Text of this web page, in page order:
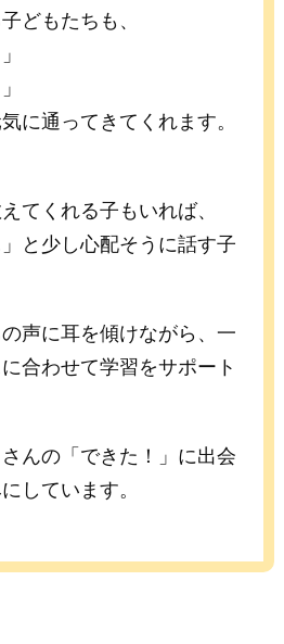
どもたちも、
に通ってきてくれます。
てくれる子もいれば、
と少し心配そうに話す子
声に耳を傾けながら、一
合わせて学習をサポート
んの「できた！」に出会
しています。